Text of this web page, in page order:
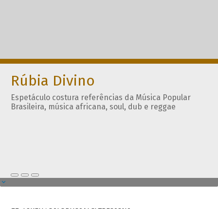
Rúbia Divino
Espetáculo costura referências da Música Popular
Brasileira, música africana, soul, dub e reggae